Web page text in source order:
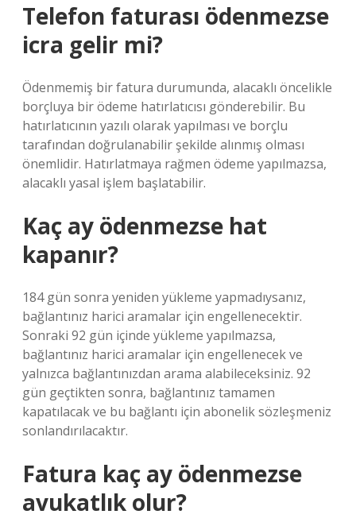
Telefon faturası ödenmezse
icra gelir mi?
Ödenmemiş bir fatura durumunda, alacaklı öncelikle
borçluya bir ödeme hatırlatıcısı gönderebilir. Bu
hatırlatıcının yazılı olarak yapılması ve borçlu
tarafından doğrulanabilir şekilde alınmış olması
önemlidir. Hatırlatmaya rağmen ödeme yapılmazsa,
alacaklı yasal işlem başlatabilir.
Kaç ay ödenmezse hat
kapanır?
184 gün sonra yeniden yükleme yapmadıysanız,
bağlantınız harici aramalar için engellenecektir.
Sonraki 92 gün içinde yükleme yapılmazsa,
bağlantınız harici aramalar için engellenecek ve
yalnızca bağlantınızdan arama alabileceksiniz. 92
gün geçtikten sonra, bağlantınız tamamen
kapatılacak ve bu bağlantı için abonelik sözleşmeniz
sonlandırılacaktır.
Fatura kaç ay ödenmezse
avukatlık olur?